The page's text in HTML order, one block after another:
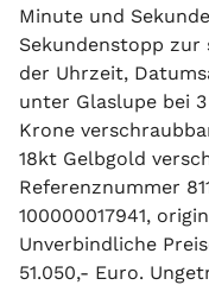
Minute und
Sekundenstopp zur
der Uhrzeit,
unter Glaslupe bei
Krone
18kt Gelbgold
Referenznummer
100000017941,
Unverbindliche
51.050,- Euro.